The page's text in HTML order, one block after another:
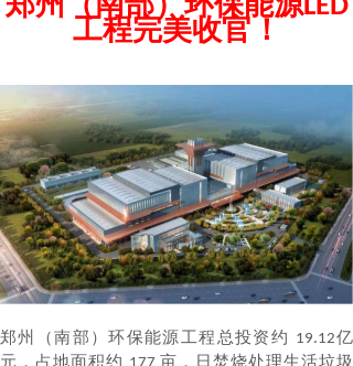
LED
工程完美收官！
郑州（南部）环保能源工程总投资约 19.12亿
元，占地面积约
亩，日焚烧处理生活垃圾